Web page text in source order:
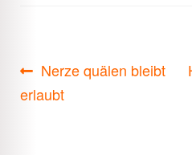
Vorheriger
Beitrag:
Nerze quälen bleibt
erlaubt